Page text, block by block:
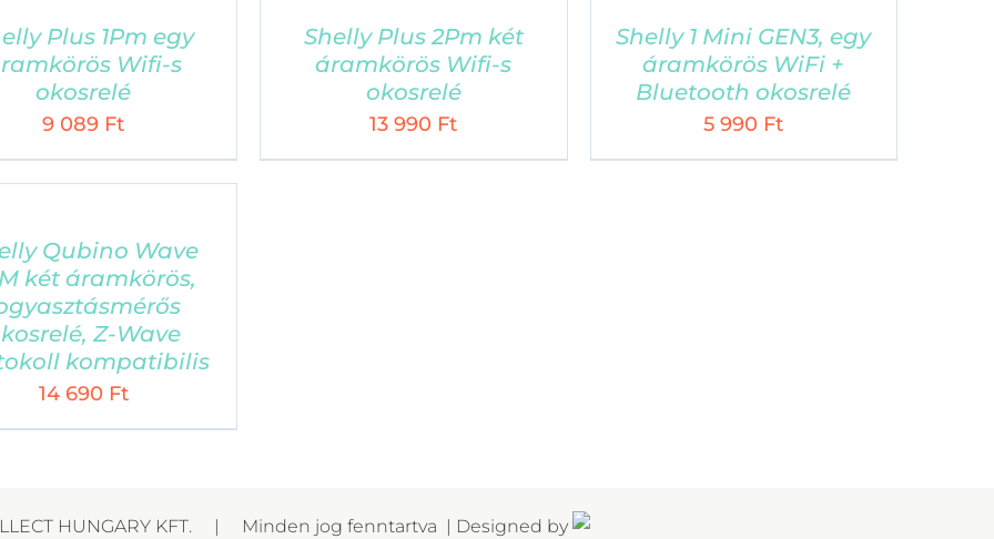
Plus 1Pm egy
Wifi-s
okosrelé
9 089 Ft
Shelly Plus 2Pm két
áramkörös Wifi-s
okosrelé
13 990 Ft
Shelly 1 Mini GEN3, egy
áramkörös WiFi +
Bluetooth okosrelé
5 990 Ft
Qubino Wave
két áramkörös,
Z-Wave
kompatibilis
14 690 Ft
TERMÉKEK
Myki 4 gyerek okosóra
Nuki okoszárak
Reolink kamerák
Shelly okosotthon termékek
VÁSÁRLÁSI FELTÉTELEK
HUNGARY KFT. | Minden jog fenntartva | Designed by